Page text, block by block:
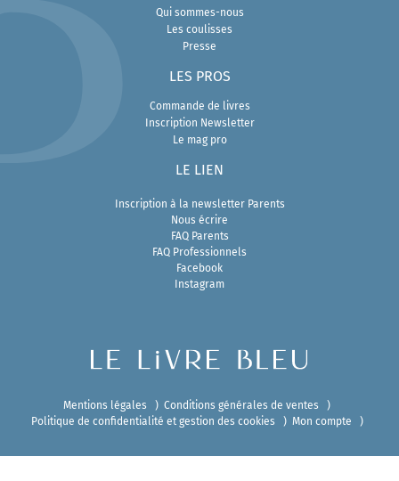
Qui sommes-nous
Les coulisses
Presse
LES PROS
Commande de livres
Inscription Newsletter
Le mag pro
LE LIEN
Inscription à la newsletter Parents
Nous écrire
FAQ Parents
FAQ Professionnels
Facebook
Instagram
Mentions légales
Conditions générales de ventes
Politique de confidentialité et gestion des cookies
Mon compte